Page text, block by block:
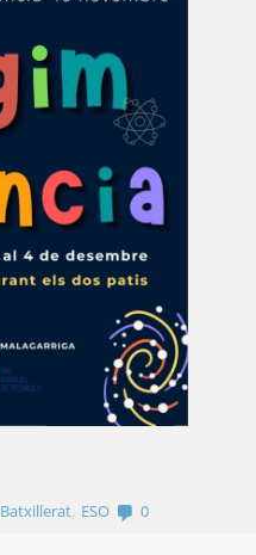
Batxillerat, ESO 0